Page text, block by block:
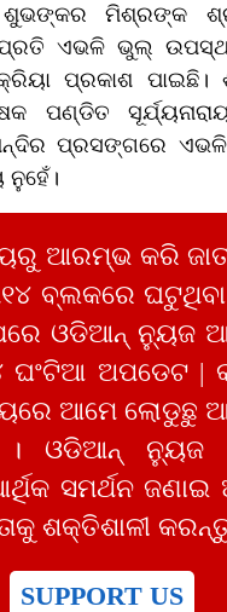
ମିଶ୍ରଙ୍କ
ଏଭଳି ଭୁଲ୍
ପ୍ରକାଶ ପାଇଛି।
ପଣ୍ଡିତ
ପ୍ରସଙ୍ଗରେ
ନୁହେଁ।
ଆରମ୍ଭ କରି
ବ୍ଲକରେ
ଓଡିଆନ୍ ନ୍ୟୁଜ
ଘଂଟିଆ ଅପଡେଟ |
ଆମେ ଲୋଡୁଛୁ
। ଓଡିଆନ୍ ନ୍ୟୁଜ
ସମର୍ଥନ ଜଣାଇ
ଶକ୍ତିଶାଳୀ
SUPPORT US